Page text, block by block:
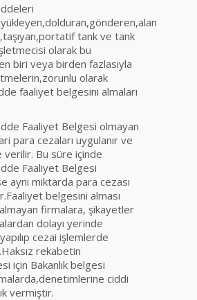
tank ve tank
olarak bu
biri veya birden fazlasıyla
olarak
faaliyet belgesini almaları
Faaliyet Belgesi olmayan
para cezaları uygulanır ve
verilir. Bu süre içinde
Faaliyet Belgesi
aynı miktarda para cezası
belgesini alması
firmalara, şikayetler
dolayı yerinde
cezai işlemlerde
rekabetin
için Bakanlık belgesi
ciddi
vermiştir.